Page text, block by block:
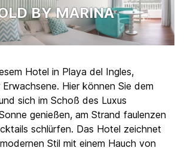
BY MARINA
Hotel in Playa del Ingles,
Hier können Sie dem
sich im Schoß des Luxus
genießen, am Strand faulenzen
schlürfen. Das Hotel zeichnet
Stil mit einem Hauch von